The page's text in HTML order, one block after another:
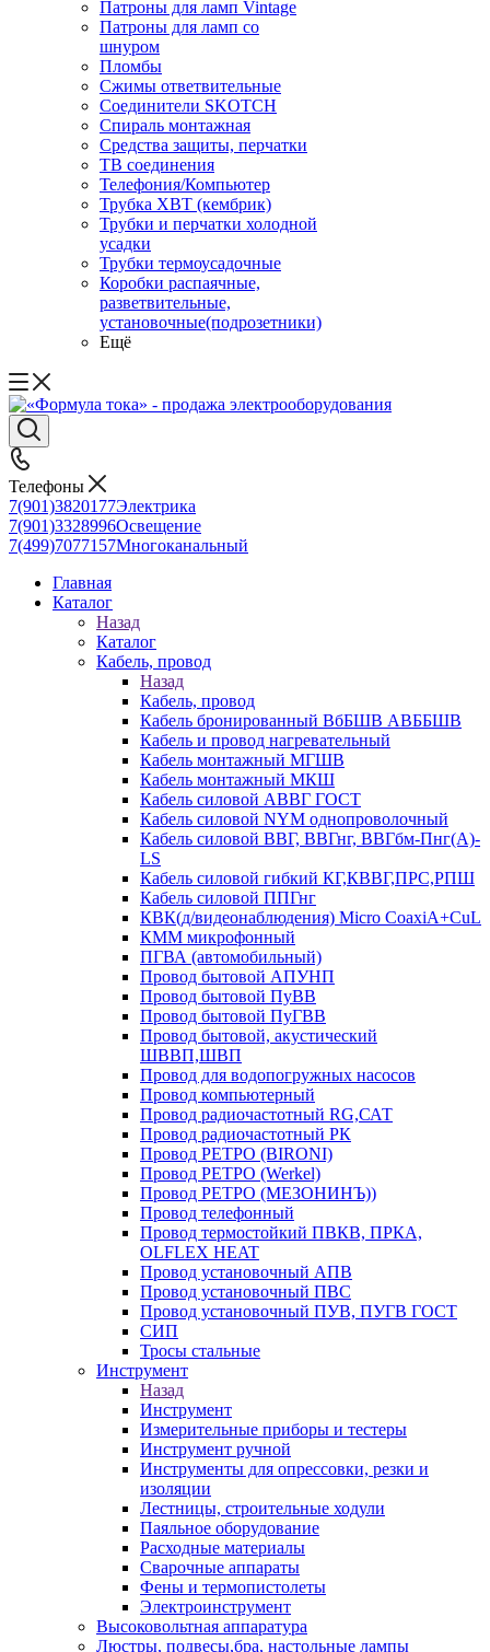
Патроны для ламп Vintage
Патроны для ламп со
шнуром
Пломбы
Сжимы ответвительные
Соединители SKOTCH
Спираль монтажная
Средства защиты, перчатки
ТВ соединения
Телефония/Компьютер
Трубка ХВТ (кембрик)
Трубки и перчатки холодной
усадки
Трубки термоусадочные
Коробки распаячные,
разветвительные,
установочные(подрозетники)
Ещё
Телефоны
7(901)3820177Электрика
7(901)3328996Освещение
7(499)7077157Многоканальный
Главная
Каталог
Назад
Каталог
Кабель, провод
Назад
Кабель, провод
Кабель бронированный ВбБШВ АВББШВ
Кабель и провод нагревательный
Кабель монтажный МГШВ
Кабель монтажный МКШ
Кабель силовой АВВГ ГОСТ
Кабель силовой NYM однопроволочный
Кабель силовой ВВГ, ВВГнг, ВВГбм-Пнг(А)-
LS
Кабель силовой гибкий КГ,КВВГ,ПРС,РПШ
Кабель силовой ППГнг
КВК(д/видеонаблюдения) Micro CoaxiA+CuL
КММ микрофонный
ПГВА (автомобильный)
Провод бытовой АПУНП
Провод бытовой ПуВВ
Провод бытовой ПуГВВ
Провод бытовой, акустический
ШВВП,ШВП
Провод для водопогружных насосов
Провод компьютерный
Провод радиочастотный RG,САТ
Провод радиочастотный РК
Провод РЕТРО (BIRONI)
Провод РЕТРО (Werkel)
Провод РЕТРО (МЕЗОНИНЪ))
Провод телефонный
Провод термостойкий ПВКВ, ПРКА,
OLFLEX HEAT
Провод установочный АПВ
Провод установочный ПВС
Провод установочный ПУВ, ПУГВ ГОСТ
СИП
Тросы стальные
Инструмент
Назад
Инструмент
Измерительные приборы и тестеры
Инструмент ручной
Инструменты для опрессовки, резки и
изоляции
Лестницы, строительные ходули
Паяльное оборудование
Расходные материалы
Сварочные аппараты
Фены и термопистолеты
Электроинструмент
Высоковольтная аппаратура
Люстры, подвесы,бра, настольные лампы